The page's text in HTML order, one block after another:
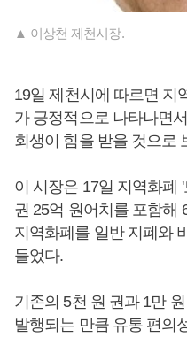
▲ 이상천 제천시장.
19일 제천시에 따르면 지
가 긍정적으로 나타나면
회생이 힘을 받을 것으로
이 시장은 17일 지역화폐
권 25억 원어치를 포함해
지역화폐를 일반 지폐와
들었다.
기존의 5천 원 권과 1만
발행되는 만큼 유통 편의